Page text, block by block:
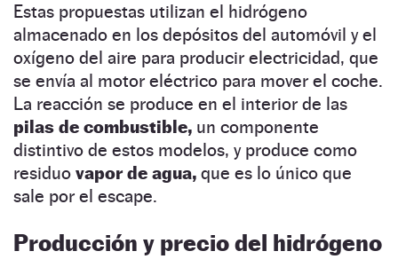
Estas propuestas utilizan el hidrógeno
almacenado en los depósitos del automóvil y el
oxígeno del aire para producir electricidad, que
se envía al motor eléctrico para mover el coche.
La reacción se produce en el interior de las
pilas de combustible, un componente
distintivo de estos modelos, y produce como
residuo vapor de agua, que es lo único que
sale por el escape.
Producción y precio del hidrógeno